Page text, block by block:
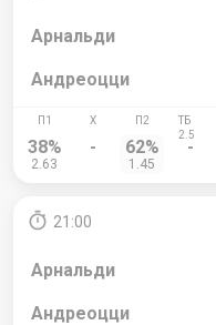
Арнальди
Андреоцци
38%
2.63
- 62%
1.45
-
21:00
Арнальди
Андреоцци